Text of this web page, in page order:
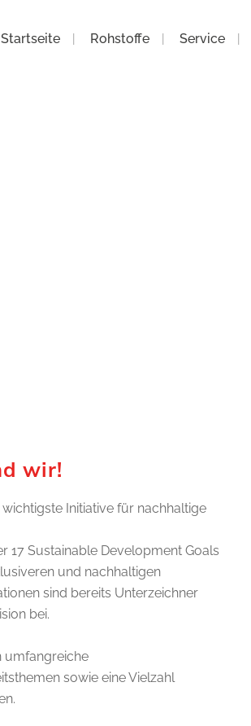
Startseite Rohstoffe Service
wir!
Initiative für nachhaltige
17 Sustainable Development Goals
und nachhaltigen
sind bereits Unterzeichner
bei.
umfangreiche
sowie eine Vielzahl